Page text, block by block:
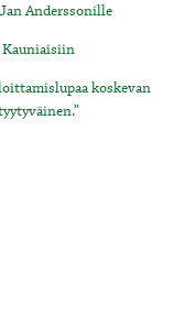
Anderssonille
Kauniaisiin
koskevan